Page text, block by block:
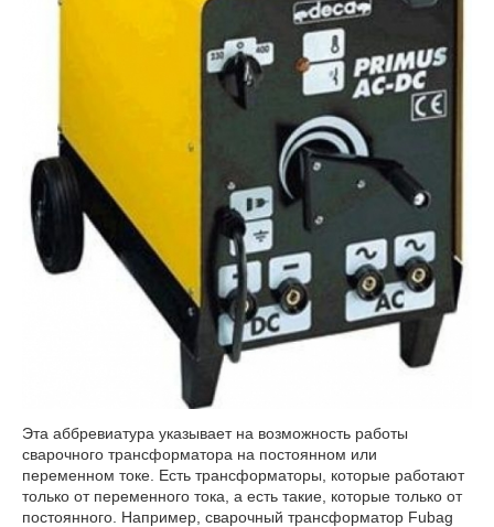
Эта аббревиатура указывает на возможность работы
сварочного трансформатора на постоянном или
переменном токе. Есть трансформаторы, которые работают
только от переменного тока, а есть такие, которые только от
постоянного. Например, сварочный трансформатор Fubag